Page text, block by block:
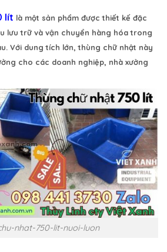
lít là một sản phẩm được thiết kế đặc
lưu trữ và vận chuyển hàng hóa trong
Với dung tích lớn, thùng chữ nhật này
cho các doanh nghiệp, nhà xưởng
nhat-750-lit-nuoi-luon